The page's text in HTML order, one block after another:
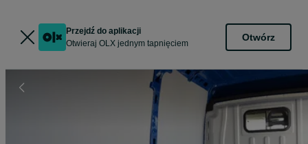
Przejdź do aplikacji
Otwieraj OLX jednym tapnięciem
Otwórz